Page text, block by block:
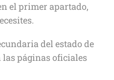
el primer apartado,
del estado de
las páginas oficiales